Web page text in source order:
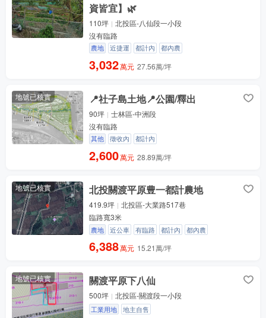
資皆宜】🌿
110坪
北投區-八仙段一小段
沒有臨路
農地 近捷運 都計內 都內農
3,032萬元 27.56萬/坪
地號已核實 📍社子島土地📍公園/釋出
90坪
士林區-中洲段
沒有臨路
其他 徵收內 都計內
2,600萬元 28.89萬/坪
地號已核實 北投關渡平原豊一都計農地
419.9坪
北投區-大業路517巷
臨路寬3米
農地 近公車 有臨路 都計內 都內農
6,388萬元 15.21萬/坪
地號已核實 關渡平原下八仙
500坪 北投區-關渡段一小段
工業用地 地主自售